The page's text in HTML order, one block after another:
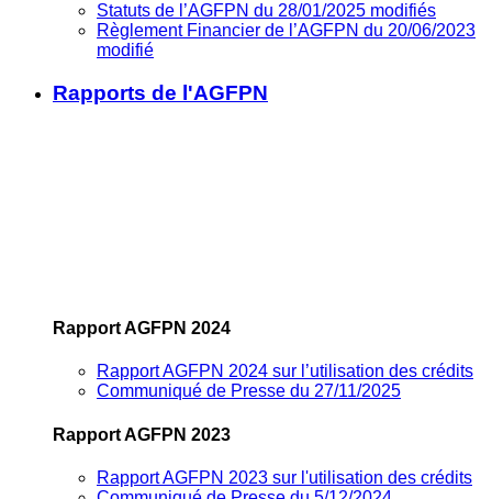
Statuts de l’AGFPN du 28/01/2025 modifiés
Règlement Financier de l’AGFPN du 20/06/2023
modifié
Rapports de l'AGFPN
Rapport AGFPN 2024
Rapport AGFPN 2024 sur l’utilisation des crédits
Communiqué de Presse du 27/11/2025
Rapport AGFPN 2023
Rapport AGFPN 2023 sur l'utilisation des crédits